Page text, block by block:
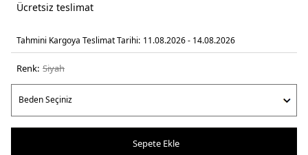
Ücretsiz teslimat
Tahmini Kargoya Teslimat Tarihi: 11.08.2026 - 14.08.2026
Renk: si̇yah
Sepete Ekle